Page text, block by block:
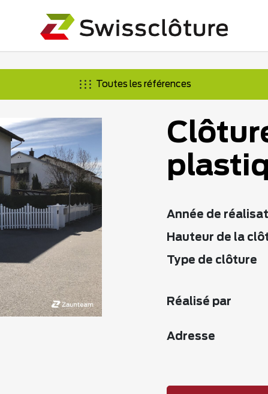
Toutes les références
Année de
Hauteur de la
Type de clôture
Réalisé par
Adresse